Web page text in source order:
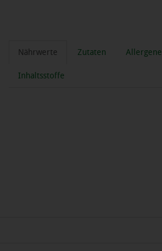
Nährwerte Zutaten Allergene
Inhaltsstoffe